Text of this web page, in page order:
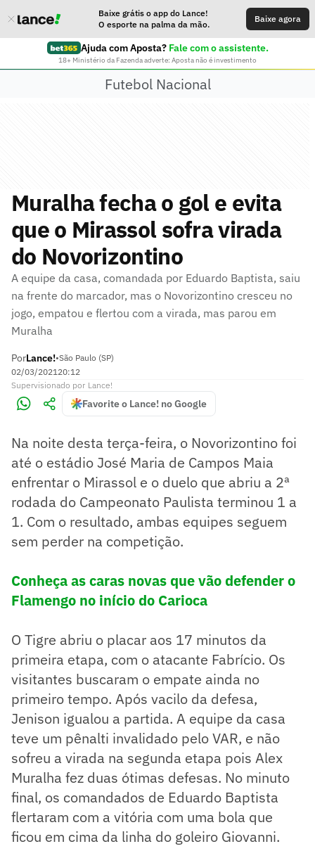
Baixe grátis o app do Lance!
O esporte na palma da mão.
Baixe agora
Ajuda com Aposta? Fale com o assistente.
18+ Ministério da Fazenda adverte: Aposta não é investimento
Futebol Nacional
Muralha fecha o gol e evita
que o Mirassol sofra virada
do Novorizontino
A equipe da casa, comandada por Eduardo Baptista, saiu
na frente do marcador, mas o Novorizontino cresceu no
jogo, empatou e flertou com a virada, mas parou em
Muralha
PorLance!•São Paulo (SP)
02/03/202120:12
Supervisionado por Lance!
Favorite o Lance! no Google
Na noite desta terça-feira, o Novorizontino foi
até o estádio José Maria de Campos Maia
enfrentar o Mirassol e o duelo que abriu a 2ª
rodada do Campeonato Paulista terminou 1 a
1. Com o resultado, ambas equipes seguem
sem perder na competição.
Conheça as caras novas que vão defender o
Flamengo no início do Carioca
O Tigre abriu o placar aos 17 minutos da
primeira etapa, com o atacante Fabrício. Os
visitantes buscaram o empate ainda no
primeiro tempo. Após vacilo da defesa,
Jenison igualou a partida. A equipe da casa
teve um pênalti invalidado pelo VAR, e não
sofreu a virada na segunda etapa pois Alex
Muralha fez duas ótimas defesas. No minuto
final, os comandados de Eduardo Baptista
flertaram com a vitória com uma bola que
ficou em cima da linha do goleiro Giovanni.